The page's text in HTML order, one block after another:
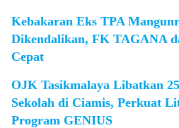
Kebakaran Eks TPA
Dikendalikan, FK TAGANA
Cepat
OJK Tasikmalaya Libatkan
Sekolah di Ciamis, Perkuat
Program GENIUS